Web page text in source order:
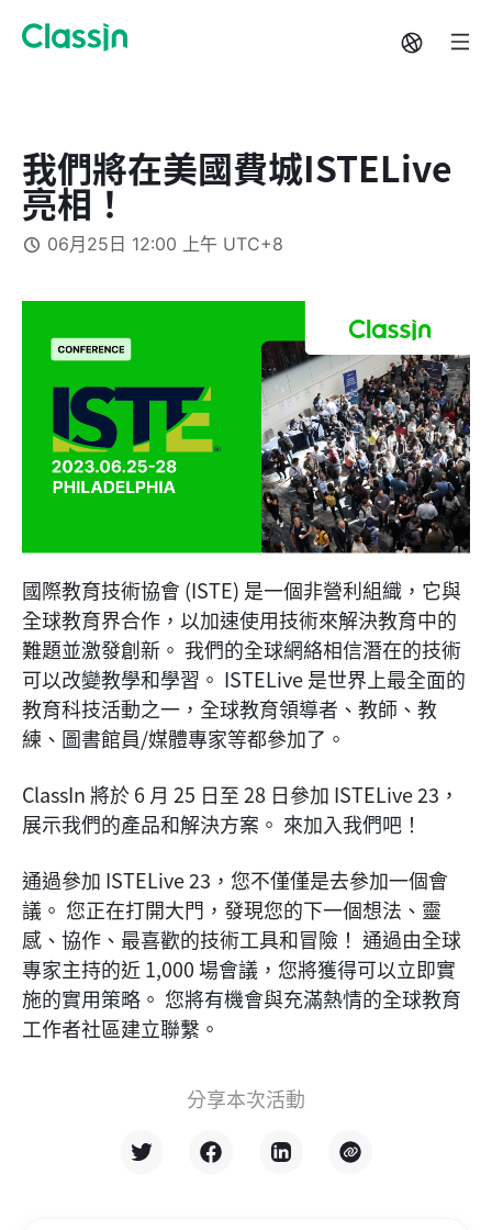
我們將在美國費城ISTELive
亮相！
06月25日 12:00 上午 UTC+8
國際教育技術協會 (ISTE) 是一個非營利組織，它與
全球教育界合作，以加速使用技術來解決教育中的
難題並激發創新。 我們的全球網絡相信潛在的技術
可以改變教學和學習。 ISTELive 是世界上最全面的
教育科技活動之一，全球教育領導者、教師、教
練、圖書館員/媒體專家等都參加了。
ClassIn 將於 6 月 25 日至 28 日參加 ISTELive 23，
展示我們的產品和解決方案。 來加入我們吧！
通過參加 ISTELive 23，您不僅僅是去參加一個會
議。 您正在打開大門，發現您的下一個想法、靈
感、協作、最喜歡的技術工具和冒險！ 通過由全球
專家主持的近 1,000 場會議，您將獲得可以立即實
施的實用策略。 您將有機會與充滿熱情的全球教育
工作者社區建立聯繫。
分享本次活動